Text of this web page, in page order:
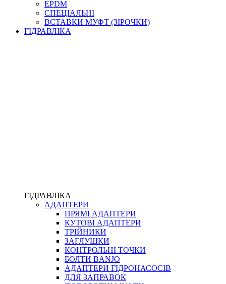
МОДУЛЬНІ АЗС
МЕТРОЛОГІЧНЕ ОБЛАДНАННЯ
ЛІЧИЛЬНИКИ І ВИТРАТОМІРИ ДЛЯ ПАЛЬНОГО
КОТУШКИ ДЛЯ ШЛАНГІВ
ФІТИНГИ ДІАГНОСТИЧНІ
АКСЕСУАРИ
ТРУБКИ ТА КОМПЛЕКТУЮЧІ
ФІТИНГИ ГІДРАВЛІЧНІ
ФІТИНГИ КОНДИЦІОНЕРНІ
ЗАХИСТ РУКАВІВ
ФІТИНГИ KARCHER
ФІТИНГИ НА ПІДЙОМ КАБІНИ
EPDM
СПЕЦІАЛЬНІ
ВСТАВКИ МУФТ (ЗІРОЧКИ)
ГІДРАВЛІКА
ГІДРАВЛІКА
АДАПТЕРИ
ПРЯМІ АДАПТЕРИ
КУТОВІ АДАПТЕРИ
ТРІЙНИКИ
ЗАГЛУШКИ
КОНТРОЛЬНІ ТОЧКИ
БОЛТИ BANJO
АДАПТЕРИ ГІДРОНАСОСІВ
ДЛЯ ЗАПРАВОК